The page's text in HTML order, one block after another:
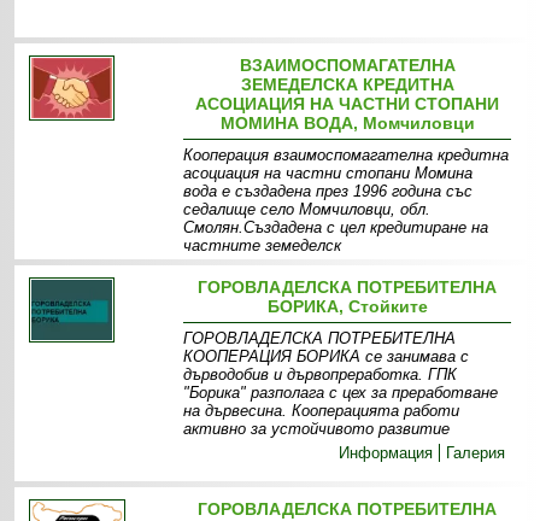
ВЗАИМОСПОМАГАТЕЛНА
ЗЕМЕДЕЛСКА КРЕДИТНА
АСОЦИАЦИЯ НА ЧАСТНИ СТОПАНИ
МОМИНА ВОДА, Момчиловци
Кооперация взаимоспомагателна кредитна
асоциация на частни стопани Момина
вода е създадена през 1996 година със
седалище село Момчиловци, обл.
Смолян.Създадена с цел кредитиране на
частните земеделск
ГОРОВЛАДЕЛСКА ПОТРЕБИТЕЛНА
БОРИКА, Стойките
ГОРОВЛАДЕЛСКА ПОТРЕБИТЕЛНА
КООПЕРАЦИЯ БОРИКА се занимава с
дърводобив и дървопреработка. ГПК
"Борика" разполага с цех за преработване
на дървесина. Кооперацията работи
активно за устойчивото развитие
Информация
Галерия
ГОРОВЛАДЕЛСКА ПОТРЕБИТЕЛНА